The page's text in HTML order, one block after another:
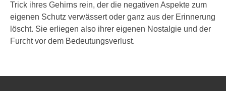
Trick ihres Gehirns rein, der die negativen Aspekte zum
eigenen Schutz verwässert oder ganz aus der Erinnerung
löscht. Sie erliegen also ihrer eigenen Nostalgie und der
Furcht vor dem Bedeutungsverlust.